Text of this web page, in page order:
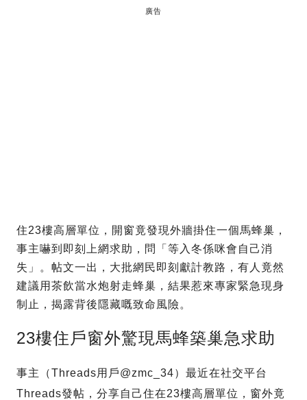
廣告
住23樓高層單位，開窗竟發現外牆掛住一個馬蜂巢，
事主嚇到即刻上網求助，問「等入冬係咪會自己消
失」。帖文一出，大批網民即刻獻計教路，有人竟然
建議用茶飲當水炮射走蜂巢，結果惹來專家緊急現身
制止，揭露背後隱藏嘅致命風險。
23樓住戶窗外驚現馬蜂築巢急求助
事主（Threads用戶@zmc_34）最近在社交平台
Threads發帖，分享自己住在23樓高層單位，窗外竟